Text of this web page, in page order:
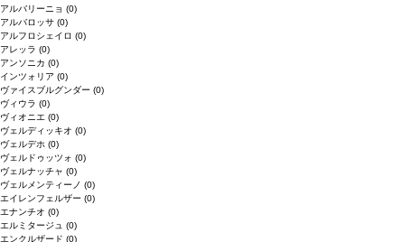
アルバリーニョ (0)
アルバロッサ (0)
アルフロシェイロ (0)
アレッラ (0)
アンソニカ (0)
インツォリア (0)
ヴァイスブルグンダー (0)
ヴィウラ (0)
ヴィオニエ (0)
ヴェルディッキオ (0)
ヴェルデホ (0)
ヴェルドゥッツォ (0)
ヴェルナッチャ (0)
ヴェルメンティーノ (0)
エイレンフェルザー (0)
エナンチオ (0)
エルミタージュ (0)
エンクルザード (0)